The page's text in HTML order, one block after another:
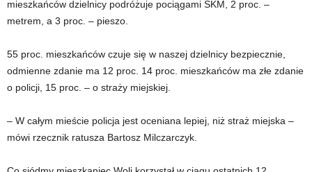
mieszkańców dzielnicy podróżuje pociągami SKM, 2 proc. –
metrem, a 3 proc. – pieszo.
55 proc. mieszkańców czuje się w naszej dzielnicy bezpiecznie,
odmienne zdanie ma 12 proc. 14 proc. mieszkańców ma złe zdanie
o policji, 15 proc. – o straży miejskiej.
– W całym mieście policja jest oceniana lepiej, niż straż miejska –
mówi rzecznik ratusza Bartosz Milczarczyk.